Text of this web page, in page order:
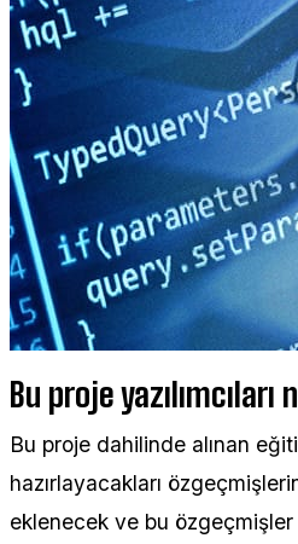
Bu proje
Bu proje dahilinde alınan
hazırlayacakları
eklenecek ve bu